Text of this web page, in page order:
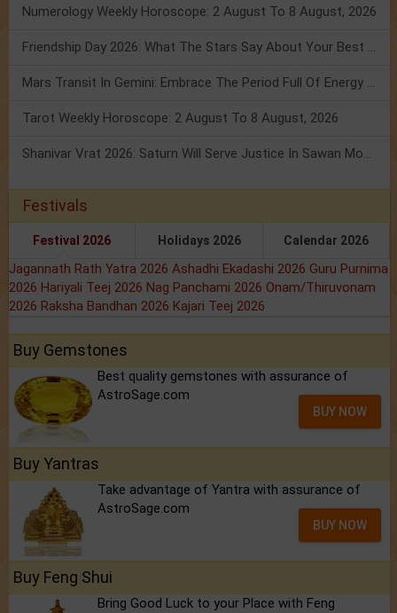
Numerology Weekly Horoscope: 2 August To 8 August, 2026
Friendship Day 2026: What The Stars Say About Your Best Friend!
Mars Transit In Gemini: Embrace The Period Full Of Energy & Intelligence
Tarot Weekly Horoscope: 2 August To 8 August, 2026
Shanivar Vrat 2026: Saturn Will Serve Justice In Sawan Month!
Festivals
Festival 2026 Holidays 2026 Calendar 2026
Jagannath Rath Yatra 2026 Ashadhi Ekadashi 2026 Guru Purnima
2026 Hariyali Teej 2026 Nag Panchami 2026 Onam/Thiruvonam
2026 Raksha Bandhan 2026 Kajari Teej 2026
Buy Gemstones
Best quality gemstones with assurance of
AstroSage.com
BUY NOW
Buy Yantras
Take advantage of Yantra with assurance of
AstroSage.com
BUY NOW
Buy Feng Shui
Bring Good Luck to your Place with Feng